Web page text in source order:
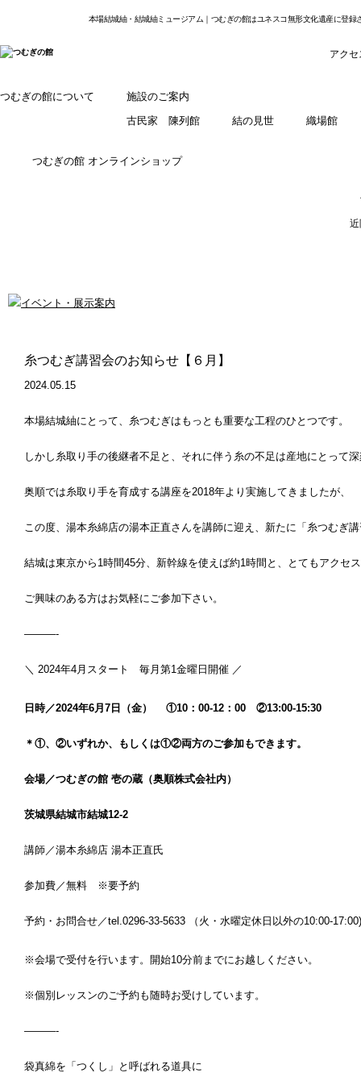
本場結城紬・結城紬ミュージアム｜つむぎの館はユネスコ無形文化遺産に登
アクセ
つむぎの館について
施設のご案内
古民家 陳列館
結の見世 織場館
つむぎの館 オンラインショップ
糸つむぎ講習会のお知らせ【６月】
2024.05.15
本場結城紬にとって、糸つむぎはもっとも重要な工程のひとつです。
しかし糸取り手の後継者不足と、それに伴う糸の不足は産地にとって
奥順では糸取り手を育成する講座を2018年より実施してきましたが、
この度、湯本糸綿店の湯本正直さんを講師に迎え、新たに「糸つむぎ
結城は東京から1時間45分、新幹線を使えば約1時間と、とてもアクセ
ご興味のある方はお気軽にご参加下さい。
———-
＼ 2024年4月スタート 毎月第1金曜日開催 ／
日時／2024年6月7日（金） ①10：00-12：00 ②13:00-15:30
＊①、②いずれか、もしくは①②両方のご参加もできます。
会場／つむぎの館 壱の蔵（奥順株式会社内）
茨城県結城市結城12-2
講師／湯本糸綿店 湯本正直氏
参加費／無料 ※要予約
予約・お問合せ／tel.0296-33-5633 （火・水曜定休日以外の10:00-17:00)
※会場で受付を行います。開始10分前までにお越しください。
※個別レッスンのご予約も随時お受けしています。
———-
袋真綿を「つくし」と呼ばれる道具に